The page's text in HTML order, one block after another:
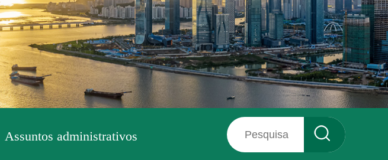
Assuntos administrativos